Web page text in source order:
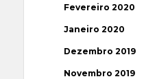
Fevereiro 2020
Janeiro 2020
Dezembro 2019
Novembro 2019